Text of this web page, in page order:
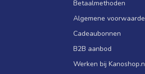
Betaalmethoden
Algemene
Cadeaubonnen
B2B aanbod
Werken bij